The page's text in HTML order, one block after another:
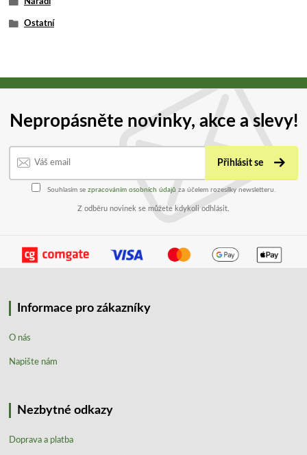
Ostatní
Nepropásněte novinky, akce a slevy!
Přihlásit se
Souhlasím se zpracováním osobních údajů za účelem rozesílky newsletteru.
Z odběru novinek se můžete kdykoli odhlásit.
Informace pro zákazníky
O nás
Napište nám
Nezbytné odkazy
Doprava a platba